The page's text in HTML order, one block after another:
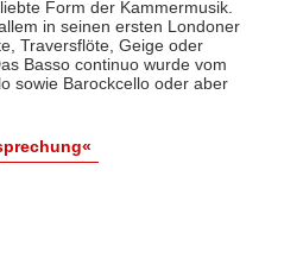
Form der Kammermusik.
in seinen ersten Londoner
Traversflöte, Geige oder
Basso continuo wurde vom
sowie Barockcello oder aber